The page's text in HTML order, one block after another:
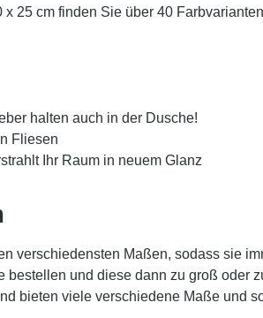
25 cm finden Sie über 40 Farbvarianten
halten auch in der Dusche!
Fliesen
Ihr Raum in neuem Glanz
verschiedensten Maßen, sodass sie
und diese dann zu groß
bieten viele verschiedene Maße und